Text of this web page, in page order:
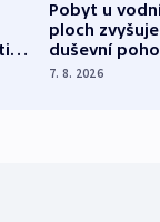
Pobyt u
ploch zvyšuje
duševní
ukázala
7. 8. 2026